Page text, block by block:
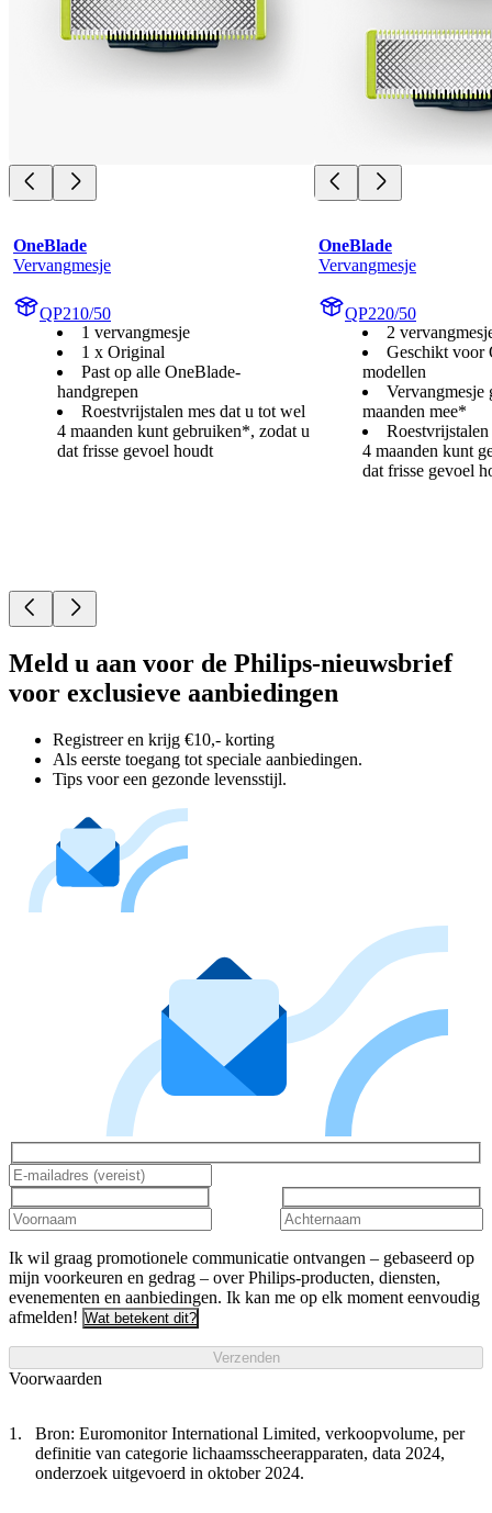
OneBlade
Vervangmesje
QP210/50
1 vervangmesje
1 x Original
Past op alle OneBlade-
handgrepen
Roestvrijstalen mes dat u tot wel
4 maanden kunt gebruiken*, zodat u
dat frisse gevoel houdt
OneBlade
Vervangmesje
QP220/50
2
Geschikt voor
modellen
Vervangmesje
maanden mee*
4 maanden kunt
dat frisse gevoel
Meld u aan voor de Philips-nieuwsbrief
voor exclusieve aanbiedingen
Registreer en krijg €10,- korting
Als eerste toegang tot speciale aanbiedingen.
Tips voor een gezonde levensstijl.
Ik wil graag promotionele communicatie ontvangen – gebaseerd op
mijn voorkeuren en gedrag – over Philips-producten, diensten,
evenementen en aanbiedingen. Ik kan me op elk moment eenvoudig
afmelden! Wat betekent dit?
Verzenden
Voorwaarden
Bron: Euromonitor International Limited, verkoopvolume, per
definitie van categorie lichaamsscheerapparaten, data 2024,
onderzoek uitgevoerd in oktober 2024.